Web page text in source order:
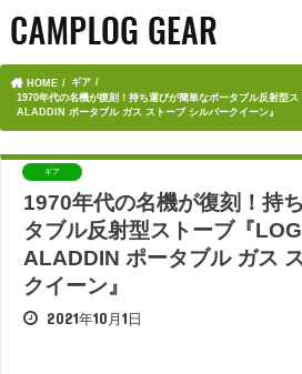
HOME
ギア
1970年代の名機が復刻！持ち運びが簡単なポータブル反射型
ALADDIN ポータブル ガス ストーブ シルバークイーン』
ギア
1970年代の名機が復刻！持
タブル反射型ストーブ『
ALADDIN ポータブル ガス
クイーン』
2021年10月1日